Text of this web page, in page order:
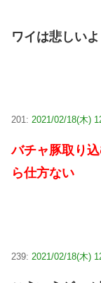
ワイは悲しいよ
201: 2021/02/18(木)
バチャ豚取り
ら仕方ない
239: 2021/02/18(木)